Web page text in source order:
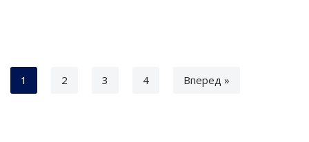
1 2 3 4 Вперед »